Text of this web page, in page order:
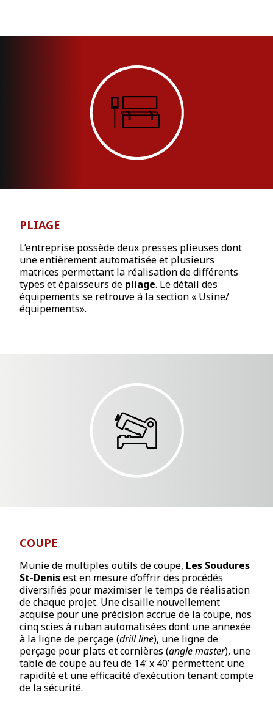
PLIAGE
L’entreprise possède deux presses plieuses dont
une entièrement automatisée et plusieurs
matrices permettant la réalisation de différents
types et épaisseurs de pliage. Le détail des
équipements se retrouve à la section « Usine/
équipements».
COUPE
Munie de multiples outils de coupe, Les Soudures
St-Denisest en mesure d’offrir des procédés
diversifiés pour maximiser le temps de réalisation
de chaque projet. Une cisaille nouvellement
acquise pour une précision accrue de la coupe, nos
cinq scies à ruban automatisées dont une annexée
à la ligne de perçage (drillline), une ligne de
perçage pour plats et cornières (anglemaster), une
table de coupe au feu de 14’ x 40’ permettent une
rapidité et une efficacité d’exécution tenant compte
de la sécurité.